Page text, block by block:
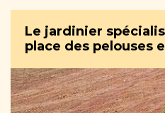
Le jardinier
place des pelouses